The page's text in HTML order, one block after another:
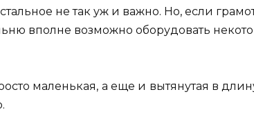
не так уж и важно. Но, если
вполне возможно оборудовать
маленькая, а еще и вытянутая в